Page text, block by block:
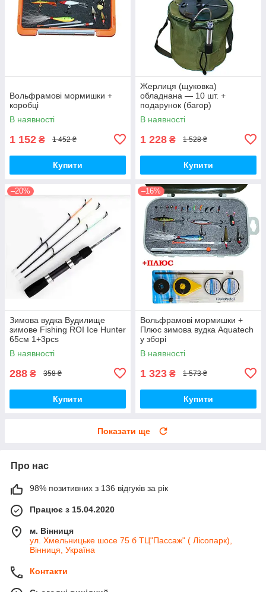
Вольфрамові мормишки +
коробці
В наявності
1 152 ₴ 1 452 ₴
Купити
Жерлиця (щуковка)
обладнана — 10 шт. +
подарунок (багор)
В наявності
1 228 ₴ 1 528 ₴
Купити
–20%
Зимова вудка Вудилище
зимове Fishing ROI Ice Hunter
65см 1+3pcs
В наявності
288 ₴ 358 ₴
Купити
–16%
Вольфрамові мормишки +
Плюс зимова вудка Aquatech
у зборі
В наявності
1 323 ₴ 1 573 ₴
Купити
Показати ще
Про нас
98% позитивних з 136 відгуків за рік
Працює з 15.04.2020
м. Вінниця
ул. Хмельницьке шосе 75 б ТЦ"Пассаж" ( Лісопарк),
Вінниця, Україна
Контакти